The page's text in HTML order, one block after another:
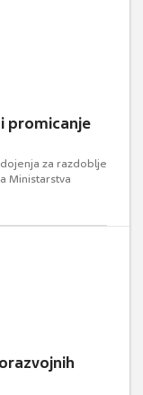
promicanje
za razdoblje
Ministarstva